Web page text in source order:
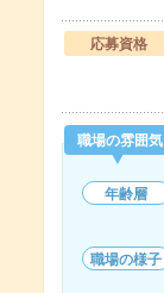
応募資格
職場の雰囲気
年齢層
職場の様子